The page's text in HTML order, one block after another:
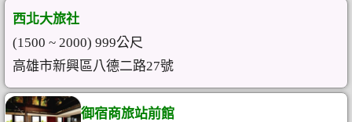
西北大旅社
(1500 ~ 2000) 999公尺
高雄市新興區八德二路27號
御宿商旅站前館